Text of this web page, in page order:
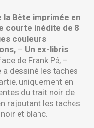
Bête imprimée en
courte inédite de 8
couleurs
– Un ex-libris
de Frank Pé, –
a dessiné les taches
uniquement en
du trait noir de
rajoutant les taches
et blanc.